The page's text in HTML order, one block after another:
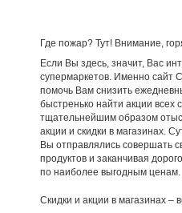
Где пожар? Тут! Внимание,
Если Вы здесь, значит, Вас
супермаркетов. Именно сайт
помочь Вам снизить
быстренько найти акции всех
тщательнейшим образом
акции и скидки в магазинах.
Вы отправлялись совершать
продуктов и заканчивая
по наиболее выгодным ценам.
Скидки и акции в магазинах –